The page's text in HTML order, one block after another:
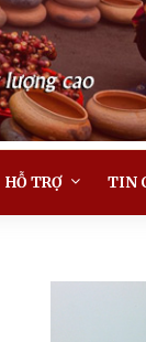
HỖ TRỢ TIN